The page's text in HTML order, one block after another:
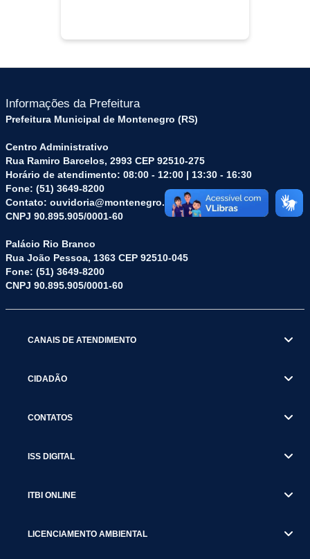
Informações da Prefeitura
Prefeitura Municipal de Montenegro (RS)
Centro Administrativo
Rua Ramiro Barcelos, 2993 CEP 92510-275
Horário de atendimento: 08:00 - 12:00 | 13:30 - 16:30
Fone: (51) 3649-8200
Contato: ouvidoria@montenegro.rs.gov.br
CNPJ 90.895.905/0001-60
Palácio Rio Branco
Rua João Pessoa, 1363 CEP 92510-045
Fone: (51) 3649-8200
CNPJ 90.895.905/0001-60
CANAIS DE ATENDIMENTO
CIDADÃO
CONTATOS
ISS DIGITAL
ITBI ONLINE
LICENCIAMENTO AMBIENTAL